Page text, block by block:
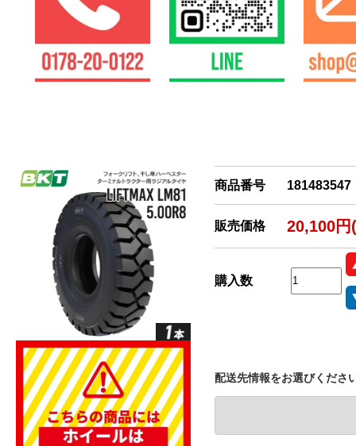
商品番号 181483547
販売価格 20,100円
購入数
配送先情報をお選びくださ